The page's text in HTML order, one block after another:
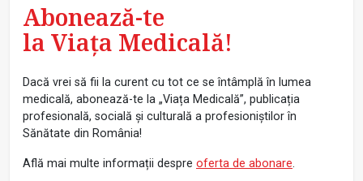
Abonează-te
la Viața Medicală!
Dacă vrei să fii la curent cu tot ce se întâmplă în lumea
medicală, abonează-te la „Viața Medicală”, publicația
profesională, socială și culturală a profesioniștilor în
Sănătate din România!
Află mai multe informații despre oferta de abonare.